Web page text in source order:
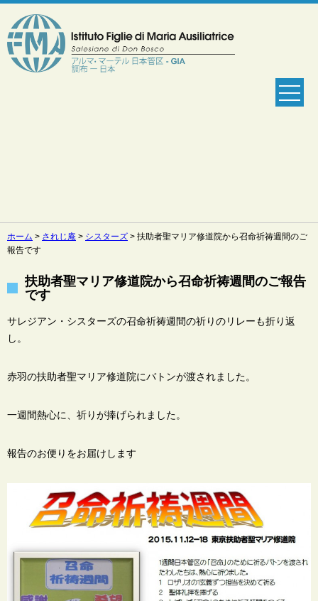
ホーム > されじ庵 > シスターズ > 扶助者聖マリア修道院から召命祈祷週間のご
報告です
扶助者聖マリア修道院から召命祈祷週間のご報告
です
サレジアン・シスターズの召命祈祷週間の祈りのリレーも折り返
し。
赤羽の扶助者聖マリア修道院にバトンが渡されました。
一週間熱心に、祈りが捧げられました。
報告のお便りをお届けします